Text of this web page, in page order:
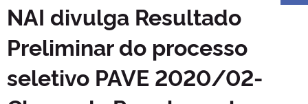
TELEFONES
NAI divulga Resultado
Preliminar do processo
seletivo PAVE 2020/02-